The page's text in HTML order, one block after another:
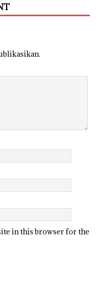
in this browser for the